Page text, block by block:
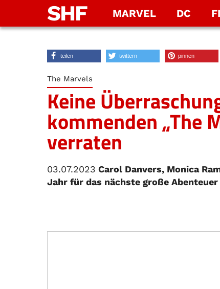
SHF MARVEL DC
teilen twittern pinnen
The Marvels
Keine
kommenden „The
verraten
03.07.2023 Carol Danvers, Monica
Jahr für das nächste große